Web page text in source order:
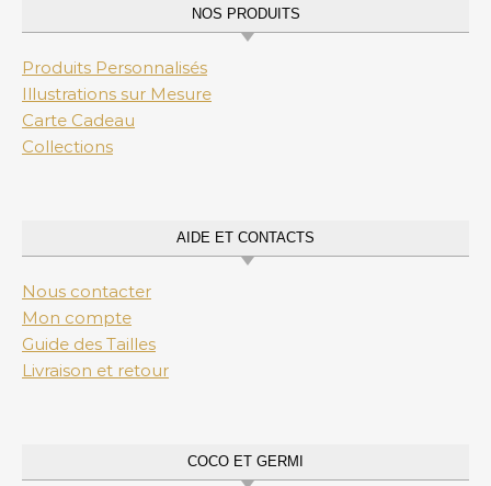
NOS PRODUITS
Produits Personnalisés
Illustrations sur Mesure
Carte Cadeau
Collections
AIDE ET CONTACTS
Nous contacter
Mon compte
Guide des Tailles
Livraison et retour
COCO ET GERMI